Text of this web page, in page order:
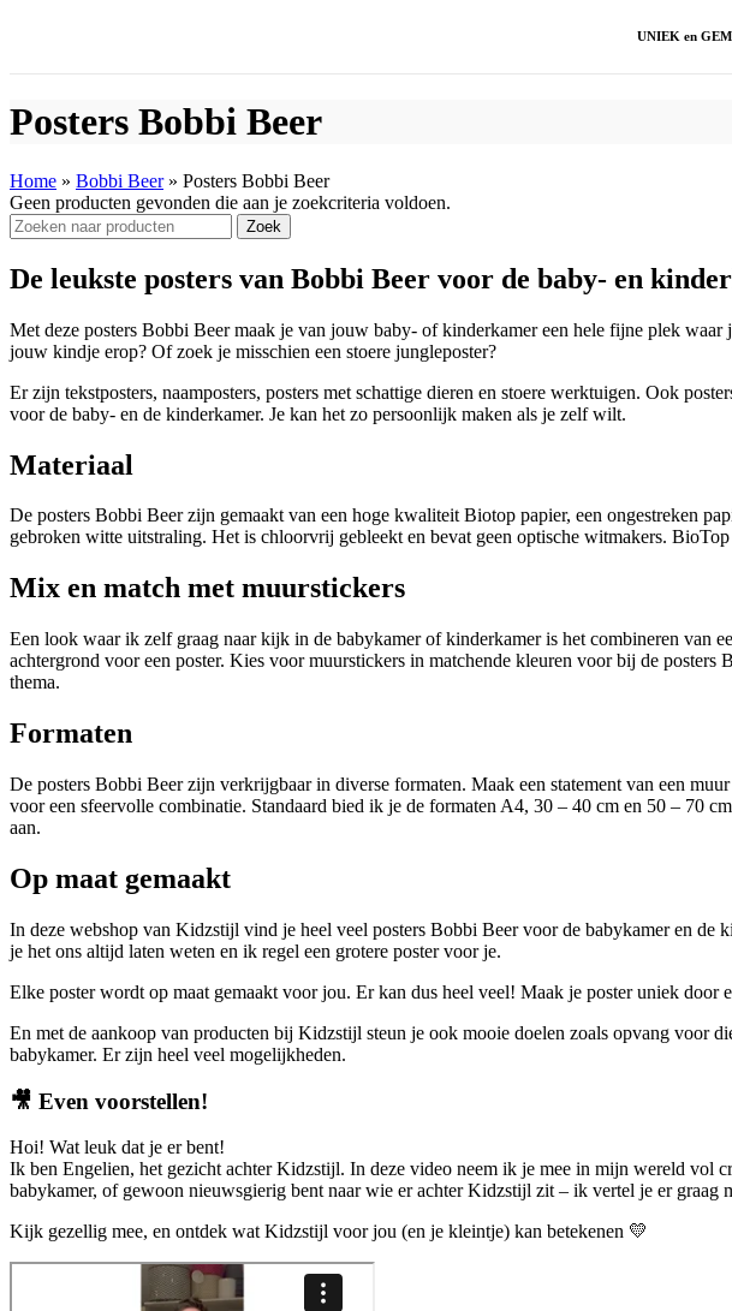
UNIEK en
Posters Bobbi Beer
Home » Bobbi Beer» Posters Bobbi Beer
Geen producten gevonden die aan je zoekcriteria voldoen.
Zoek
De leukste posters van Bobbi Beer voor de baby- en
Met deze posters Bobbi Beer maak je van jouw baby- of kinderkamer een hele fijne plek
jouw kindje erop? Of zoek je misschien een stoere jungleposter?
Er zijn tekstposters, naamposters, posters met schattige dieren en stoere werktuigen. Ook
voor de baby- en de kinderkamer. Je kan het zo persoonlijk maken als je zelf wilt.
Materiaal
De posters Bobbi Beer zijn gemaakt van een hoge kwaliteit Biotop papier, een ongestreken
gebroken witte uitstraling. Het is chloorvrij gebleekt en bevat geen optische witmakers.
Mix en match met muurstickers
Een look waar ik zelf graag naar kijk in de babykamer of kinderkamer is het combineren van
achtergrond voor een poster. Kies voor muurstickers in matchende kleuren voor bij de
thema.
Formaten
De posters Bobbi Beer zijn verkrijgbaar in diverse formaten. Maak een statement van een
voor een sfeervolle combinatie. Standaard bied ik je de formaten A4, 30 – 40 cm en 50 – 70
aan.
Op maat gemaakt
In deze webshop van Kidzstijl vind je heel veel posters Bobbi Beer voor de babykamer en de
je het ons altijd laten weten en ik regel een grotere poster voor je.
Elke poster wordt op maat gemaakt voor jou. Er kan dus heel veel! Maak je poster uniek door
En met de aankoop van producten bij Kidzstijl steun je ook mooie doelen zoals opvang voor
babykamer. Er zijn heel veel mogelijkheden.
🎥 Even voorstellen!
Hoi! Wat leuk dat je er bent!
Ik ben Engelien, het gezicht achter Kidzstijl. In deze video neem ik je mee in mijn wereld vol
babykamer, of gewoon nieuwsgierig bent naar wie er achter Kidzstijl zit – ik vertel je er graag
Kijk gezellig mee, en ontdek wat Kidzstijl voor jou (en je kleintje) kan betekenen 💛